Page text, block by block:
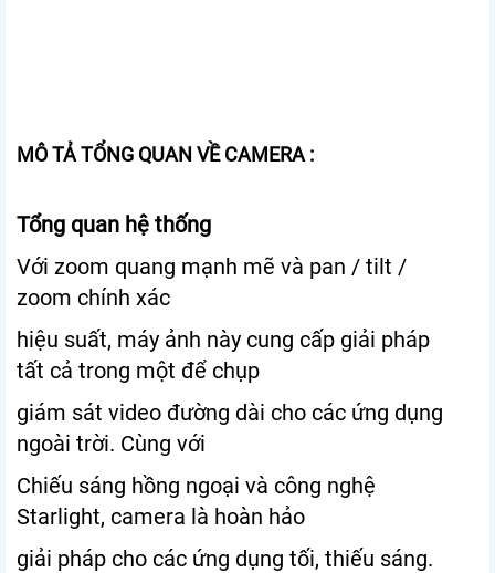
MÔ TẢ TỔNG QUAN VỀ CAMERA :
Tổng quan hệ thống
Với zoom quang mạnh mẽ và pan / tilt /
zoom chính xác
hiệu suất, máy ảnh này cung cấp giải pháp
tất cả trong một để chụp
giám sát video đường dài cho các ứng dụng
ngoài trời. Cùng với
Chiếu sáng hồng ngoại và công nghệ
Starlight, camera là hoàn hảo
giải pháp cho các ứng dụng tối, thiếu sáng.